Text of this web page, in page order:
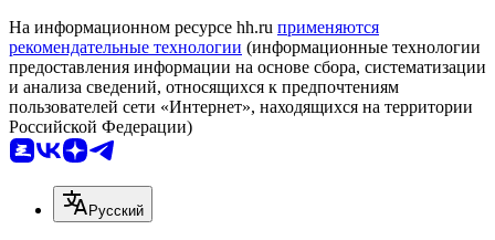
На информационном ресурсе hh.ru применяются
рекомендательные технологии (информационные технологии
предоставления информации на основе сбора, систематизации
и анализа сведений, относящихся к предпочтениям
пользователей сети «Интернет», находящихся на территории
Российской Федерации)
Русский